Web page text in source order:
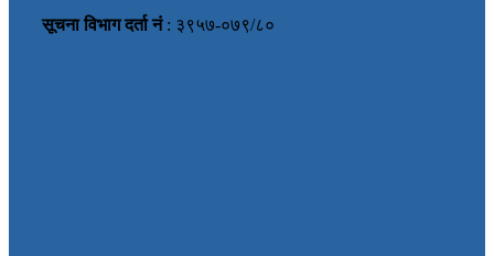
सूचना विभाग दर्ता नं: ३९५७-०७९/८०